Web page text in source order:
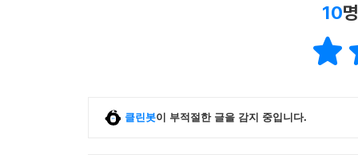
10
클린봇이 부적절한 글을 감지 중입니다.